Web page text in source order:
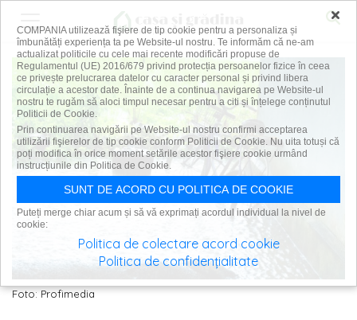
Foto: Profimedia
×
COMPANIA utilizează fişiere de tip cookie pentru a personaliza și
îmbunătăți experiența ta pe Website-ul nostru. Te informăm că ne-am
actualizat politicile cu cele mai recente modificări propuse de
Regulamentul (UE) 2016/679 privind protecția persoanelor fizice în ceea
ce privește prelucrarea datelor cu caracter personal și privind libera
circulație a acestor date. Înainte de a continua navigarea pe Website-ul
nostru te rugăm să aloci timpul necesar pentru a citi și înțelege conținutul
Politicii de Cookie.
Prin continuarea navigării pe Website-ul nostru confirmi acceptarea
utilizării fişierelor de tip cookie conform Politicii de Cookie. Nu uita totuși că
poți modifica în orice moment setările acestor fişiere cookie urmând
instrucțiunile din Politica de Cookie.
SUNT DE ACORD CU POLITICA DE COOKIE
Puteți merge chiar acum și să vă exprimați acordul individual la nivel de
cookie:
Politica de colectare acord cookie
Politica de confidențialitate